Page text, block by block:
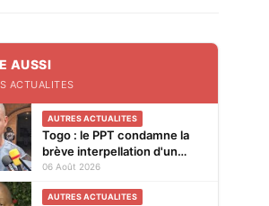
AUSSI
ACTUALITES
AUTRES ACTUALITES
Togo : le PPT condamne la
brève interpellation d'un
vendeur de journaux à Lomé
06 Août 2026
AUTRES ACTUALITES